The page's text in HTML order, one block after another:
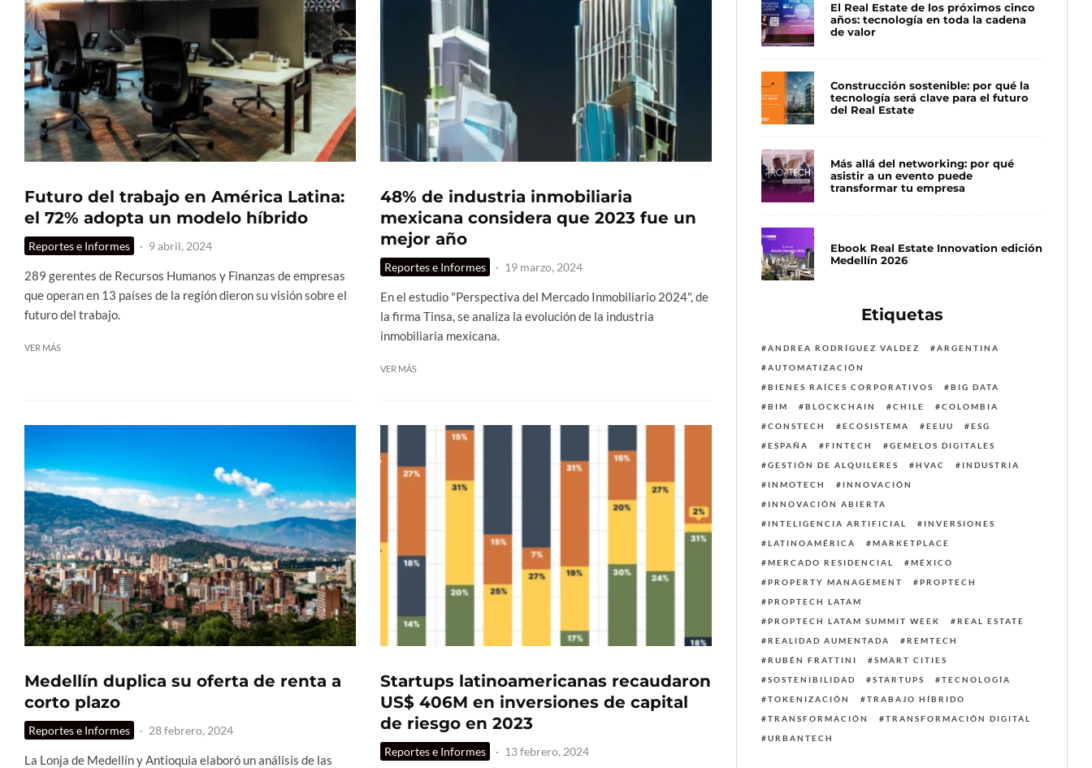
Futuro del trabajo en América Latina:
el 72% adopta un modelo híbrido
Reportes e Informes · 9 abril, 2024
289 gerentes de Recursos Humanos y Finanzas de empresas
que operan en 13 países de la región dieron su visión sobre el
futuro del trabajo.
VER MÁS
48% de industria inmobiliaria
mexicana considera que 2023 fue un
mejor año
Reportes e Informes · 19 marzo, 2024
En el estudio "Perspectiva del Mercado Inmobiliario 2024", de
la firma Tinsa, se analiza la evolución de la industria
inmobiliaria mexicana.
VER MÁS
Medellín duplica su oferta de renta a
corto plazo
Reportes e Informes · 28 febrero, 2024
La Lonja de Medellín y Antioquia elaboró un análisis de las
Startups latinoamericanas recaudaron
US$ 406M en inversiones de capital
de riesgo en 2023
Reportes e Informes · 13 febrero, 2024
El Real Estate de los próximos cinco
años: tecnología en toda la cadena
de valor
Construcción sostenible: por qué la
tecnología será clave para el futuro
del Real Estate
Más allá del networking: por qué
asistir a un evento puede
transformar tu empresa
Ebook Real Estate Innovation edición
Medellín 2026
Etiquetas
ANDREA RODRÍGUEZ VALDEZ
ARGENTINA
AUTOMATIZACIÓN
BIENES RAÍCES CORPORATIVOS
BIG DATA
BIM
BLOCKCHAIN CHILE
COLOMBIA
CONSTECH
ECOSISTEMA EEUU
ESG
ESPAÑA
FINTECH
GEMELOS DIGITALES
GESTIÓN DE ALQUILERES
HVAC
INDUSTRIA
INMOTECH
INNOVACIÓN
INNOVACIÓN ABIERTA
INTELIGENCIA ARTIFICIAL
INVERSIONES
LATINOAMÉRICA
MARKETPLACE
MERCADO RESIDENCIAL
MÉXICO
PROPERTY MANAGEMENT
PROPTECH
PROPTECH LATAM
PROPTECH LATAM SUMMIT WEEK
REAL ESTATE
REALIDAD AUMENTADA
REMTECH
RUBÉN FRATTINI
SMART CITIES
SOSTENIBILIDAD
STARTUPS
TECNOLOGÍA
TOKENIZACIÓN
TRABAJO HÍBRIDO
TRANSFORMACIÓN
TRANSFORMACIÓN DIGITAL
URBANTECH